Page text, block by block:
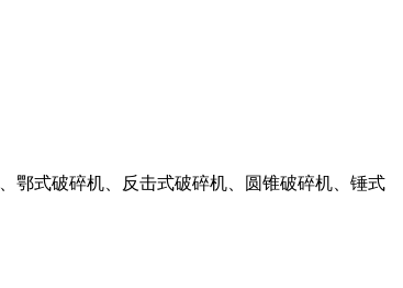
鄂式破碎机、反击式破碎机、圆锥破碎机、锤式